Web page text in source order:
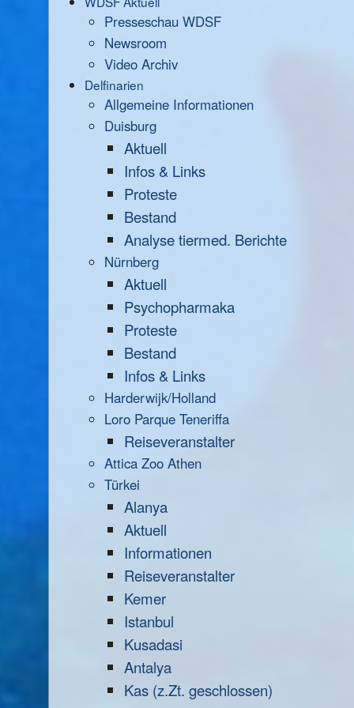
Presseschau WDSF
Newsroom
Video Archiv
Delfinarien
Allgemeine Informationen
Duisburg
Aktuell
Infos & Links
Proteste
Bestand
Analyse tiermed. Berichte
Nürnberg
Aktuell
Psychopharmaka
Proteste
Bestand
Infos & Links
Harderwijk/Holland
Loro Parque Teneriffa
Reiseveranstalter
Attica Zoo Athen
Türkei
Alanya
Aktuell
Informationen
Reiseveranstalter
Kemer
Istanbul
Kusadasi
Antalya
Kas (z.Zt. geschlossen)